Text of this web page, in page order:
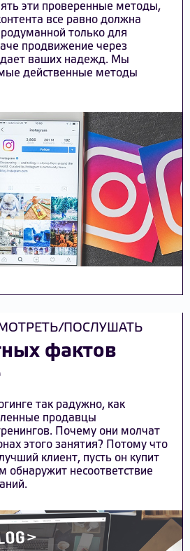
эти проверенные методы,
все равно должна
только для
продвижение через
ваших надежд. Мы
действенные методы
ПОСЛУШАТЬ
фактов
так радужно, как
продавцы
Почему они молчат
этого занятия? Потому что
клиент, пусть он купит
обнаружит несоответствие